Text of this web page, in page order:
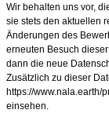
Wir behalten uns vor,
sie stets den aktuellen
Änderungen des
erneuten Besuch
dann die neue
Zusätzlich zu dieser
https://www.nala.earth/
einsehen.